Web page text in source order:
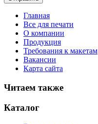
Главная
Все для печати
О компании
Продукция
Требования к макетам
Вакансии
Карта сайта
Читаем также
Каталог